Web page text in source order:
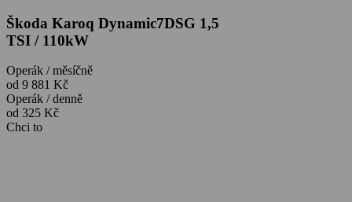
Škoda Karoq Dynamic7DSG 1,5
TSI / 110kW
Operák / měsíčně
od 9 881 Kč
Operák / denně
od 325 Kč
Chci to